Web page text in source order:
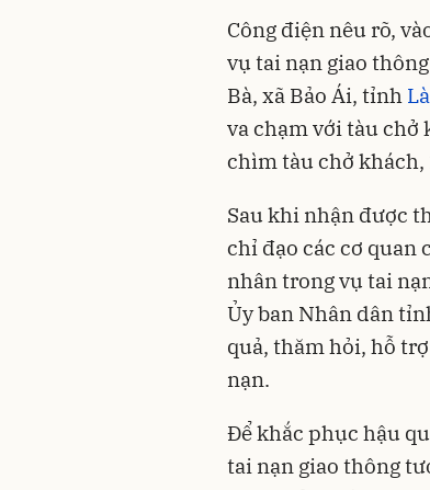
Công điện nêu rõ,
vụ tai nạn giao
Bà, xã Bảo Ái, tỉnh
va chạm với tàu chở
chìm tàu chở
Sau khi nhận được
chỉ đạo các cơ quan
nhân trong vụ tai
Ủy ban Nhân dân
quả, thăm hỏi, hỗ
nạn.
Để khắc phục hậu
tai nạn giao thông